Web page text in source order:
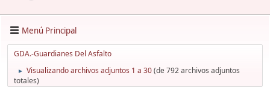
Menú Principal
GDA.-Guardianes Del Asfalto
► Visualizando archivos adjuntos 1 a 30(de 792 archivos adjuntos
totales)